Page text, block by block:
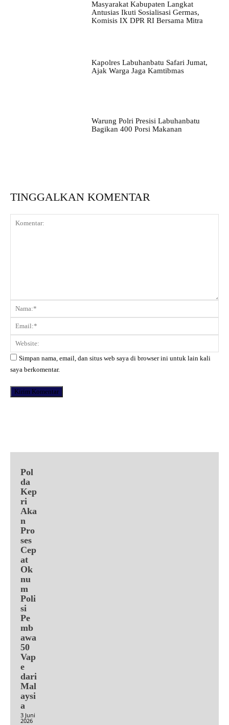
Masyarakat Kabupaten Langkat
Antusias Ikuti Sosialisasi Germas,
Komisis IX DPR RI Bersama Mitra
Kapolres Labuhanbatu Safari Jumat,
Ajak Warga Jaga Kamtibmas
Warung Polri Presisi Labuhanbatu
Bagikan 400 Porsi Makanan
TINGGALKAN KOMENTAR
Komentar:
Simpan nama, email, dan situs web saya di browser ini untuk lain kali
saya berkomentar.
Pol
da
Kep
ri
Aka
n
Pro
ses
Cep
at
Ok
nu
m
Poli
si
Pe
mb
awa
50
Vap
e
dari
Mal
aysi
a
3 Juni
2026